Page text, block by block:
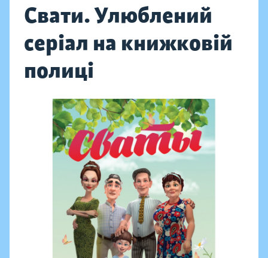
Свати. Улюблений
серіал на книжковій
полиці